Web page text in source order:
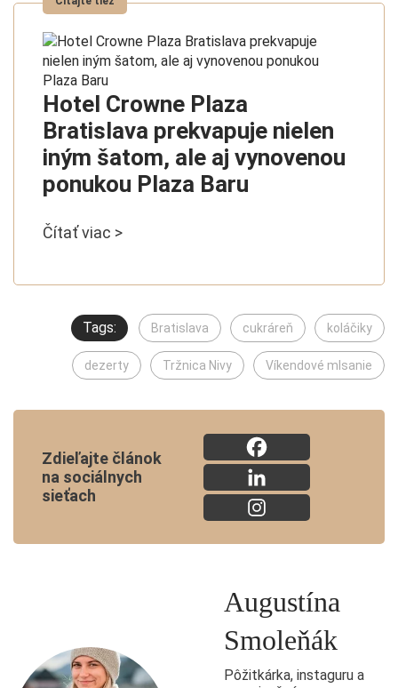
Hotel Crowne Plaza
Bratislava prekvapuje nielen
iným šatom, ale aj vynovenou
ponukou Plaza Baru
Čítať viac >
Tags: Bratislava cukráreň koláčiky
dezerty Tržnica Nivy Víkendové mlsanie
Zdieľajte článok
na sociálnych
sieťach
Augustína
Smoleňák
Pôžitkárka, instaguru a